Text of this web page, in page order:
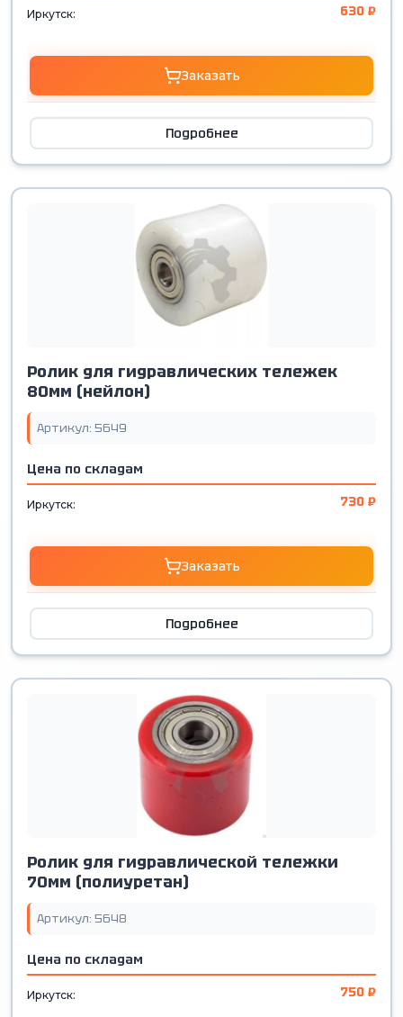
Иркутск: 630 ₽
Заказать
Подробнее
Ролик для гидравлических тележек
80мм (нейлон)
Артикул: 5649
Цена по складам
Иркутск: 730 ₽
Заказать
Подробнее
Ролик для гидравлической тележки
70мм (полиуретан)
Артикул: 5648
Цена по складам
Иркутск: 750 ₽